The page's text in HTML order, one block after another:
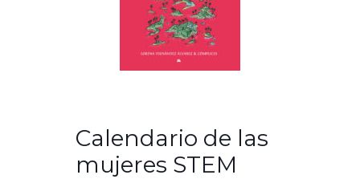
Calendario de las
mujeres STEM